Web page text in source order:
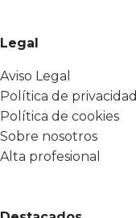
Legal
Aviso Legal
Política de privacidad
Política de cookies
Sobre nosotros
Alta profesional